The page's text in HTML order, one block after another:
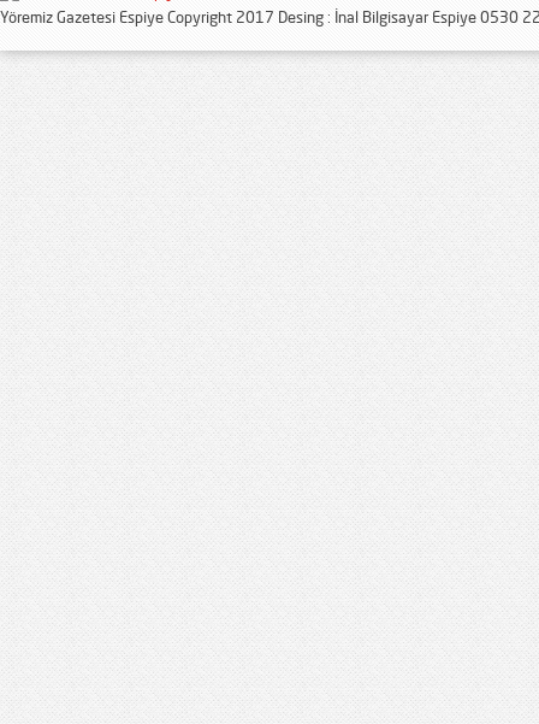
Yöremiz Gazetesi Espiye Copyright 2017 Desing : İnal Bilgisayar Espiye 0530